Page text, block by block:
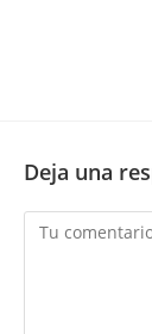
Deja una
Comentario